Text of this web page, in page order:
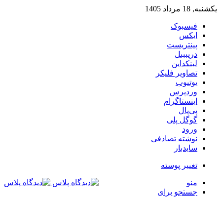
یکشنبه, 18 مرداد 1405
فیسبوک
ایکس
پینتریست
دریبببل
لینکداین
تصاویر فلیکر
یوتیوب
وردپرس
اینستاگرام
پی‌پال
گوگل پلی
ورود
نوشته تصادفی
سایدبار
تغییر پوسته
منو
جستجو برای